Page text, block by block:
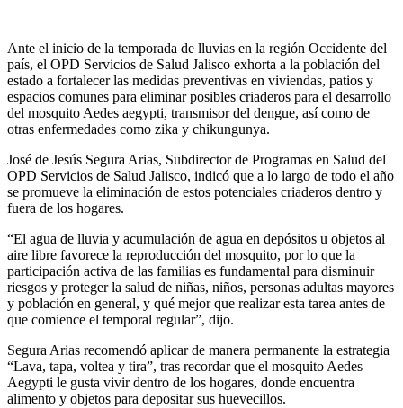
Ante el inicio de la temporada de lluvias en la región Occidente del
país, el OPD Servicios de Salud Jalisco exhorta a la población del
estado a fortalecer las medidas preventivas en viviendas, patios y
espacios comunes para eliminar posibles criaderos para el desarrollo
del mosquito Aedes aegypti, transmisor del dengue, así como de
otras enfermedades como zika y chikungunya.
José de Jesús Segura Arias, Subdirector de Programas en Salud del
OPD Servicios de Salud Jalisco, indicó que a lo largo de todo el año
se promueve la eliminación de estos potenciales criaderos dentro y
fuera de los hogares.
“El agua de lluvia y acumulación de agua en depósitos u objetos al
aire libre favorece la reproducción del mosquito, por lo que la
participación activa de las familias es fundamental para disminuir
riesgos y proteger la salud de niñas, niños, personas adultas mayores
y población en general, y qué mejor que realizar esta tarea antes de
que comience el temporal regular”, dijo.
Segura Arias recomendó aplicar de manera permanente la estrategia
“Lava, tapa, voltea y tira”, tras recordar que el mosquito Aedes
Aegypti le gusta vivir dentro de los hogares, donde encuentra
alimento y objetos para depositar sus huevecillos.